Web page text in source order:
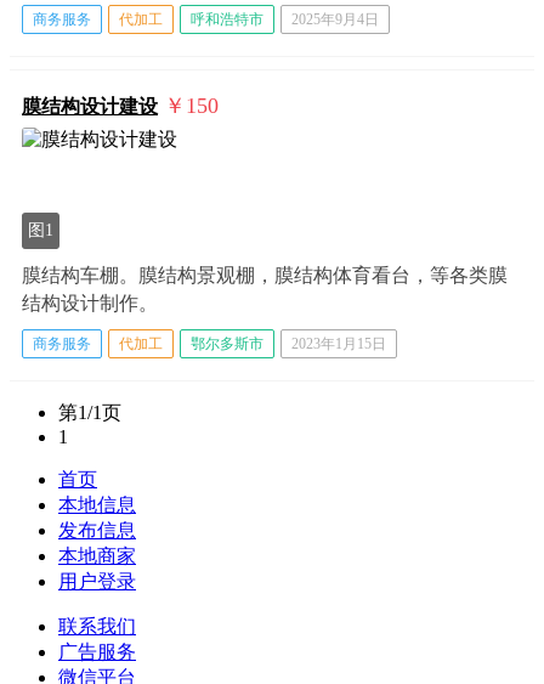
商务服务 代加工 呼和浩特市 2025年9月4日
膜结构设计建设 ￥150
图1
膜结构车棚。膜结构景观棚，膜结构体育看台，等各类膜
结构设计制作。
商务服务 代加工 鄂尔多斯市 2023年1月15日
第1/1页
1
首页
本地信息
发布信息
本地商家
用户登录
联系我们
广告服务
微信平台